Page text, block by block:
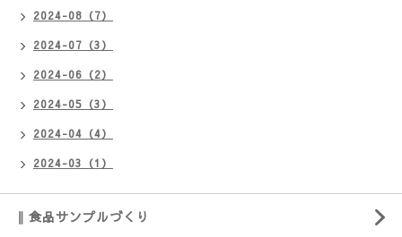
2024-08（7）
2024-07（3）
2024-06（2）
2024-05（3）
2024-04（4）
2024-03（1）
‖ 食品サンプルづくり